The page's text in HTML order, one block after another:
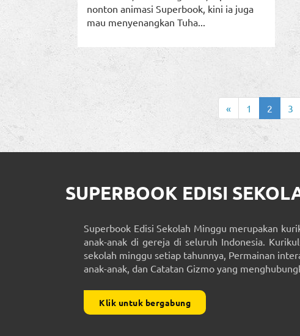
nonton animasi Superbook, kini ia juga
mau menyenangkan Tuha...
« 1 2 3
SUPERBOOK EDISI
Superbook Edisi Sekolah Minggu merupakan
anak-anak di gereja di seluruh Indonesia.
sekolah minggu setiap tahunnya, Permainan
anak-anak, dan Catatan Gizmo yang
Klik untuk bergabung